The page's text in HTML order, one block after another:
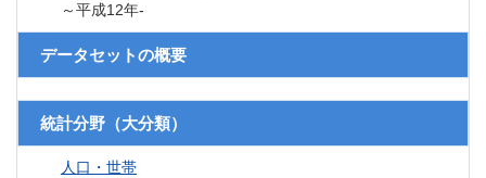
～平成12年‐
データセットの概要
統計分野（大分類）
人口・世帯